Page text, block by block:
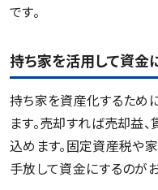
です。
持ち家を活用して資金
持ち家を資産化するため
ます。売却すれば売却益
込めます。固定資産税や
手放して資金にするのがお